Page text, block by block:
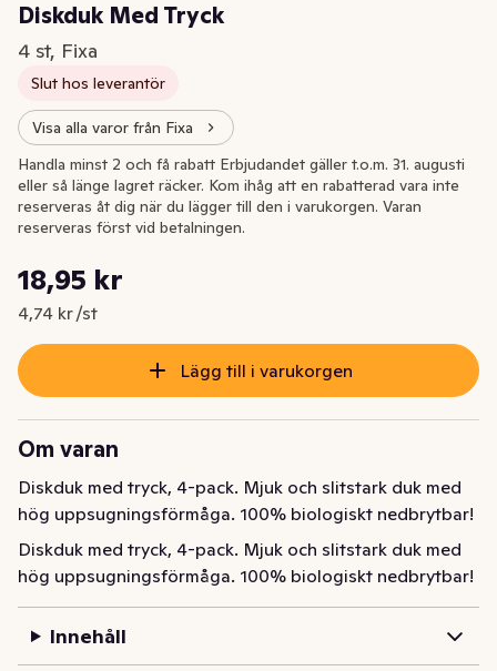
Diskduk Med Tryck
4 st, Fixa
Slut hos leverantör
Visa alla varor från Fixa
Nuvarande pris är: 18,95 kr
18,95 kr
4,74 kr /st
Styckpris: 4,74 kr /st
Handla minst 2 och få rabatt Erbjudandet gäller t.o.m. 31. augusti
eller så länge lagret räcker. Kom ihåg att en rabatterad vara inte
reserveras åt dig när du lägger till den i varukorgen. Varan
reserveras först vid betalningen.
Lägg till i varukorgen
Om varan
Diskduk med tryck, 4-pack. Mjuk och slitstark duk med
hög uppsugningsförmåga. 100% biologiskt nedbrytbar!
Diskduk med tryck, 4-pack. Mjuk och slitstark duk med
hög uppsugningsförmåga. 100% biologiskt nedbrytbar!
Innehåll